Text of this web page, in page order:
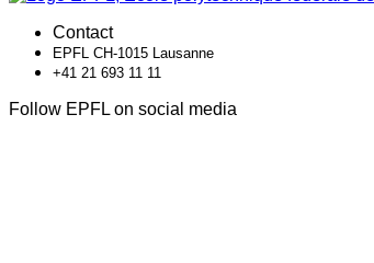
Contact
EPFL CH-1015 Lausanne
+41 21 693 11 11
Follow EPFL on social media